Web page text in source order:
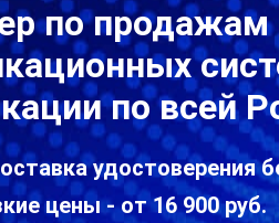
по продажам
по всей
удостоверения
цены - от 16 900 руб.